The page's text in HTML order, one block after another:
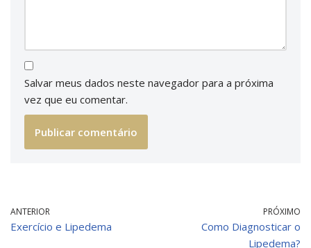
Salvar meus dados neste navegador para a próxima
vez que eu comentar.
ANTERIOR
Exercício e Lipedema
PRÓXIMO
Como Diagnosticar o
Lipedema?